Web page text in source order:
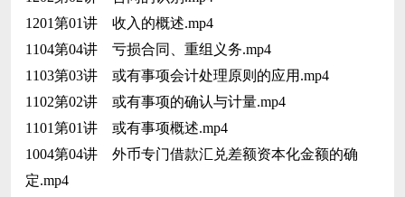
1201第01讲 收入的概述.mp4
1104第04讲 亏损合同、重组义务.mp4
1103第03讲 或有事项会计处理原则的应用.mp4
1102第02讲 或有事项的确认与计量.mp4
1101第01讲 或有事项概述.mp4
1004第04讲 外币专门借款汇兑差额资本化金额的确
定.mp4